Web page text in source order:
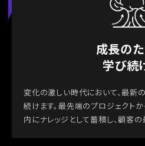
成長の
学び続
変化の激しい時代において、最新
続けます。最先端のプロジェクト
内にナレッジとして蓄積し、顧客